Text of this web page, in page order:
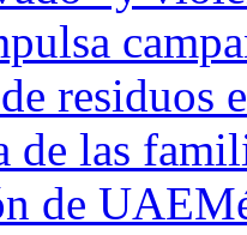
residuos
de las
de